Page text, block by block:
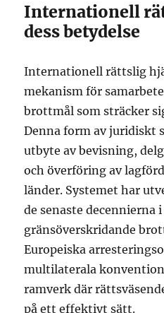
Internationell
dess betydelse
Internationell rättslig
mekanism för
brottmål som sträcker
Denna form av juridiskt
utbyte av bevisning,
och överföring av
länder. Systemet har
de senaste decennierna
gränsöverskridande
Europeiska
multilaterala
ramverk där
på ett effektivt sätt.